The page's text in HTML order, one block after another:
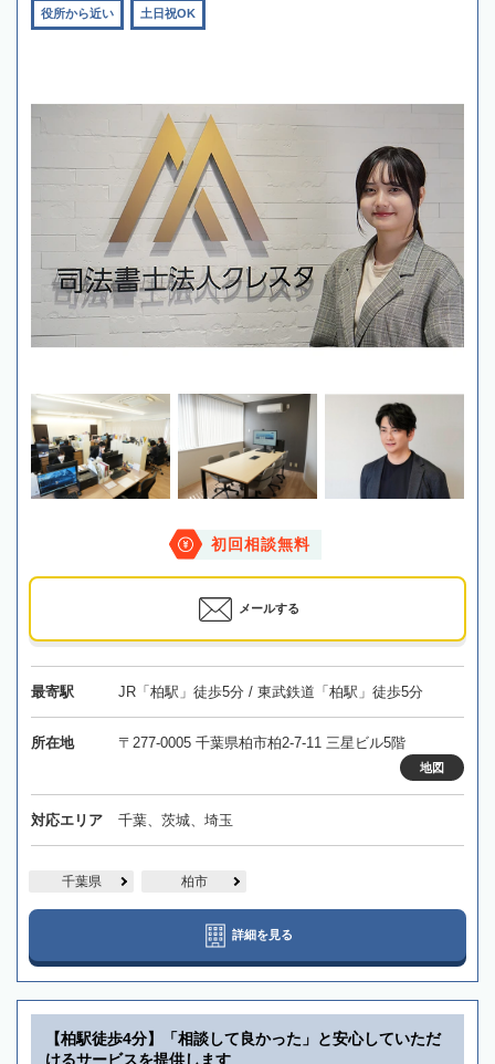
役所から近い 土日祝OK
初回相談無料
メールする
最寄駅 JR「柏駅」徒歩5分 / 東武鉄道「柏駅」徒歩5分
所在地 〒277-0005 千葉県柏市柏2-7-11 三星ビル5階
地図
対応エリア 千葉、茨城、埼玉
千葉県 柏市
詳細を見る
【柏駅徒歩4分】「相談して良かった」と安心していただ
けるサービスを提供します